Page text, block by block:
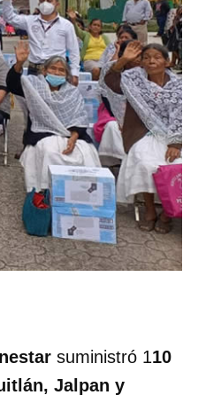
suministró 110
Jalpan y